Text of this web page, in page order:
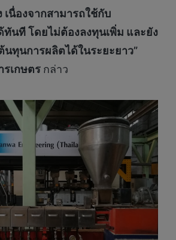
เนื่องจากสามารถใช้กับ
ทันที โดยไม่ต้องลงทุนเพิ่ม และยัง
ทุนการผลิตได้ในระยะยาว”
เกษตร กล่าว